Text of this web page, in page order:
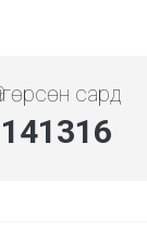
сард
141316